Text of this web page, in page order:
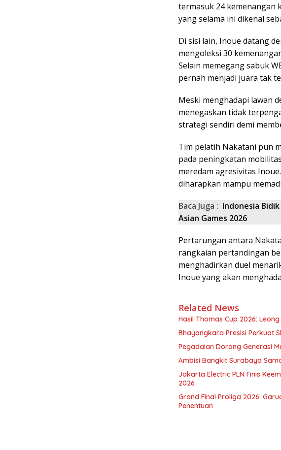
termasuk 24 kemenangan
yang selama ini dikenal
Di sisi lain, Inoue datang
mengoleksi 30
Selain memegang sabuk
pernah menjadi juara tak
Meski menghadapi lawan
menegaskan tidak
strategi sendiri demi
Tim pelatih Nakatani pun
pada peningkatan
meredam agresivitas
diharapkan mampu
Baca Juga : Indonesia
Asian Games 2026
Pertarungan antara
rangkaian pertandingan
menghadirkan duel
Inoue yang akan
Related News
Hasil Thomas Cup 2026:
Bhayangkara Presisi Perkuat
Pegadaian Dorong Generasi
Ambisi Bangkit Surabaya
Jakarta Electric PLN Finis
2026
Grand Final Proliga 2026:
Penentuan